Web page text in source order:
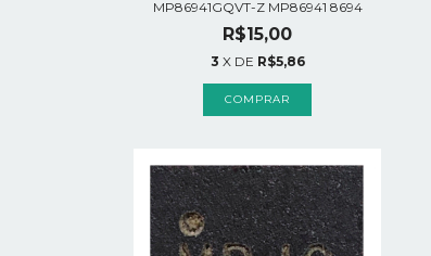
MP86941GQVT-Z MP86941 8694
R$15,00
3 X DE R$5,86